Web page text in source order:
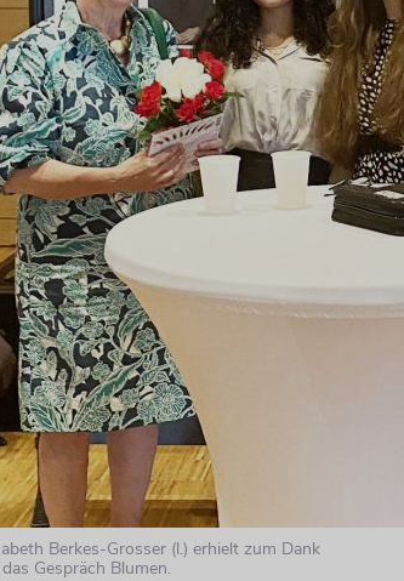
Berkes-Grosser (l.) erhielt zum Dank
Gespräch Blumen.